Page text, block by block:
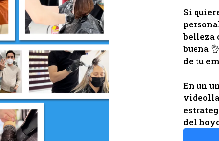
Si
belleza
buena
de tu
En un
del